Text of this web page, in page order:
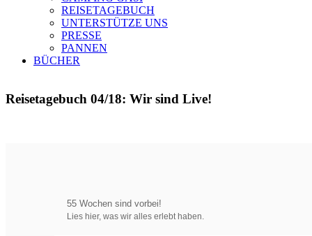
REISETAGEBUCH
UNTERSTÜTZE UNS
PRESSE
PANNEN
BÜCHER
Reisetagebuch 04/18: Wir sind Live!
55 Wochen sind vorbei!
Lies hier, was wir alles erlebt haben.